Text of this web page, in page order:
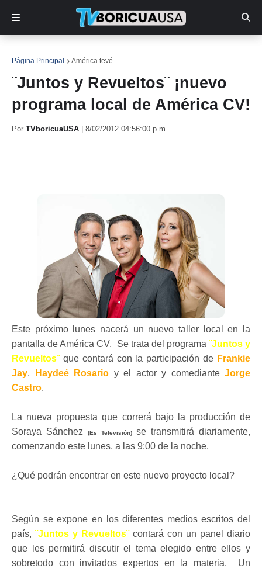
Página Principal América tevé
¨Juntos y Revueltos¨ ¡nuevo
programa local de América CV!
Por TVboricuaUSA 8/02/2012 04:56:00 p.m.
Este próximo lunes nacerá un nuevo taller local en la
pantalla de América CV. Se trata del programa ¨Juntos y
Revueltos¨que contará con la participación de Frankie
Jay, Haydeé Rosario y el actor y comediante Jorge
Castro.
La nueva propuesta que correrá bajo la producción de
Soraya Sánchez
(Es Televisión)
se transmitirá diariamente,
comenzando este lunes, a las 9:00 de la noche.
¿Qué podrán encontrar en este nuevo proyecto local?
Según se expone en los diferentes medios escritos del
país, ¨Juntos y Revueltos¨contará con un panel diario
que les permitirá discutir el tema elegido entre ellos y
sobretodo con invitados expertos en la materia. Un